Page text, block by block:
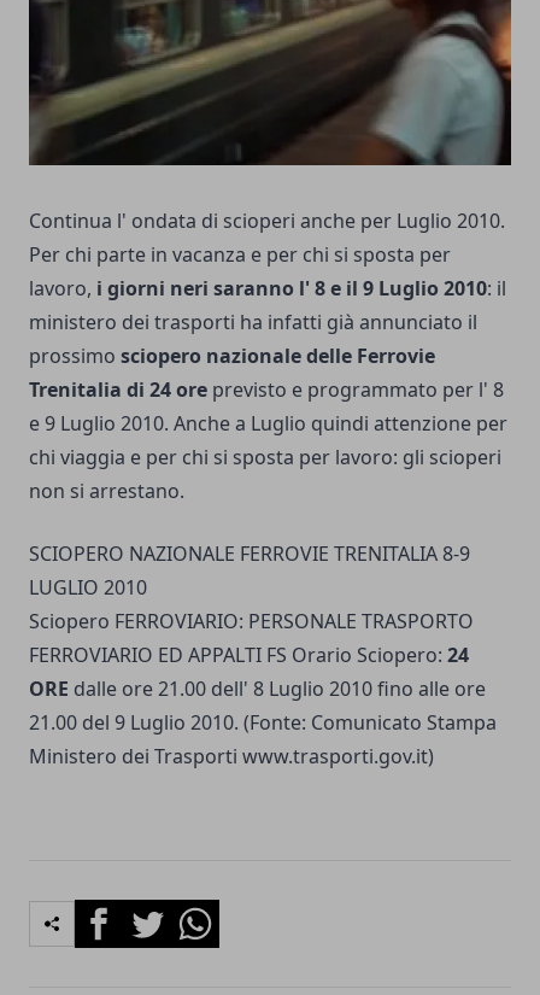
Continua l' ondata di scioperi anche per Luglio 2010.
Per chi parte in vacanza e per chi si sposta per
lavoro, i giorni neri saranno l' 8 e il 9 Luglio 2010: il
ministero dei trasporti ha infatti già annunciato il
prossimo sciopero nazionale delle Ferrovie
Trenitalia di 24 ore previsto e programmato per l' 8
e 9 Luglio 2010. Anche a Luglio quindi attenzione per
chi viaggia e per chi si sposta per lavoro: gli scioperi
non si arrestano.
SCIOPERO NAZIONALE FERROVIE TRENITALIA 8-9
LUGLIO 2010
Sciopero FERROVIARIO: PERSONALE TRASPORTO
FERROVIARIO ED APPALTI FS Orario Sciopero: 24
ORE dalle ore 21.00 dell' 8 Luglio 2010 fino alle ore
21.00 del 9 Luglio 2010. (Fonte: Comunicato Stampa
Ministero dei Trasporti www.trasporti.gov.it)
FacebookTwitterWhatsapp